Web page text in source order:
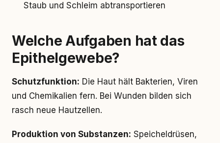
Staub und Schleim abtransportieren
Welche Aufgaben hat das
Epithelgewebe?
Schutzfunktion: Die Haut hält Bakterien, Viren
und Chemikalien fern. Bei Wunden bilden sich
rasch neue Hautzellen.
Produktion von Substanzen: Speicheldrüsen,